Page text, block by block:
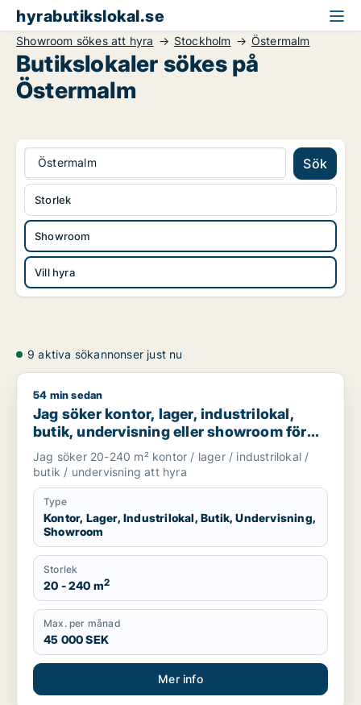
hyrabutikslokal.se
Showroom sökes att hyra Stockholm Östermalm
Butikslokaler sökes på
Östermalm
Östermalm Sök
Showroom
Vill hyra
Storlek
9 aktiva sökannonser just nu
Jag söker kontor, lager, industrilokal, butik, undervisning
54 min sedan
Jag söker kontor, lager, industrilokal,
butik, undervisning eller showroom för
uthyrning i Stockholm
Jag söker 20-240 m² kontor / lager / industrilokal /
butik / undervisning att hyra
Type
Kontor, Lager, Industrilokal, Butik, Undervisning,
Showroom
Storlek
20 - 240 m2
Max. per månad
45 000 SEK
Mer info